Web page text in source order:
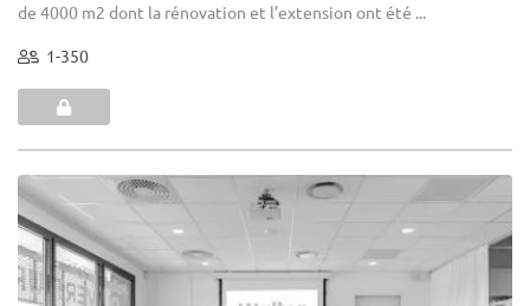
de 4000 m2 dont la rénovation et l’extension ont été ...
1-350